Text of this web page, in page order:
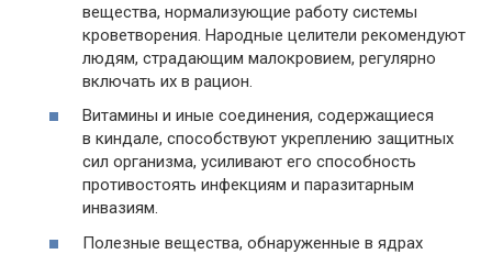
вещества, нормализующие работу системы
кроветворения. Народные целители рекомендуют
людям, страдающим малокровием, регулярно
включать их в рацион.
Витамины и иные соединения, содержащиеся
в киндале, способствуют укреплению защитных
сил организма, усиливают его способность
противостоять инфекциям и паразитарным
инвазиям.
Полезные вещества, обнаруженные в ядрах